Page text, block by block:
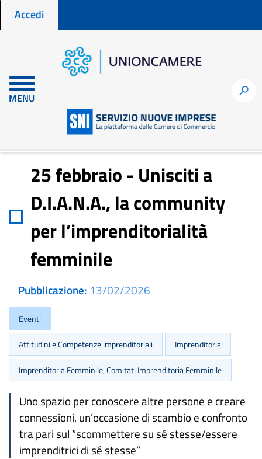
Menu profilo utente
Accedi
MENU
h
Home
25 febbraio - Unisciti a D.I.A.N.A., la community per
l’imprenditorialità femminile
25 febbraio - Unisciti a
D.I.A.N.A., la community
per l’imprenditorialità
femminile
Pubblicazione 13/02/2026
Eventi
Attitudini e Competenze imprenditoriali Imprenditoria
Imprenditoria Femminile, Comitati Imprenditoria Femminile
Uno spazio per conoscere altre persone e creare
connessioni, un’occasione di scambio e confronto
tra pari sul “scommettere su sé stesse/essere
imprenditrici di sé stesse”